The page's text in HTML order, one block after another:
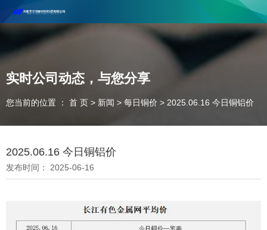
河南丰尔彻新材料科技有限公司欢迎合作咨询！
联系电话：18037947756
实时公司动态，与您分享
您当前的位置 ： 首 页 > 新闻 > 每日铜价 > 2025.06.16 今日铜铝价
2025.06.16 今日铜铝价
发布时间： 2025-06-16